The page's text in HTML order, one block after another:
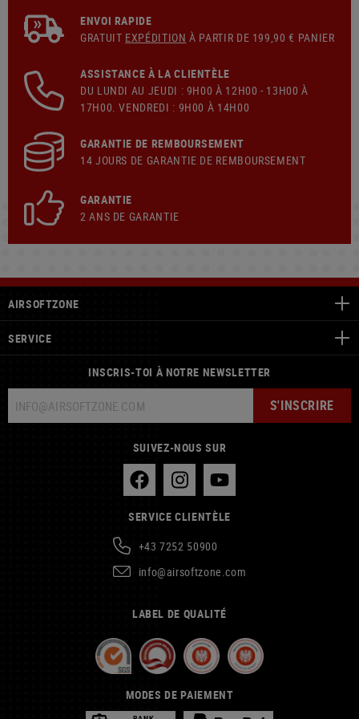
ENVOI RAPIDE
GRATUIT EXPÉDITION À PARTIR DE 199,90 € PANIER
ASSISTANCE À LA CLIENTÈLE
DU LUNDI AU JEUDI : 9H00 À 12H00 - 13H00 À
17H00. VENDREDI : 9H00 À 14H00
GARANTIE DE REMBOURSEMENT
14 JOURS DE GARANTIE DE REMBOURSEMENT
GARANTIE
2 ANS DE GARANTIE
AIRSOFTZONE
SERVICE
INSCRIS-TOI À NOTRE NEWSLETTER
S'INSCRIRE
SUIVEZ-NOUS SUR
SERVICE CLIENTÈLE
+43 7252 50900
info@airsoftzone.com
LABEL DE QUALITÉ
MODES DE PAIEMENT